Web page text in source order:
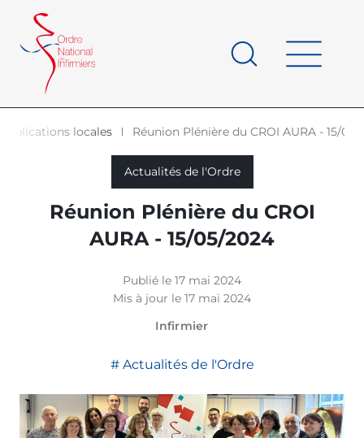
contenu
principal
d'Ariane
Publications locales Réunion Plénière du CROI AURA - 15/05/
Actualités de l'Ordre
Réunion Plénière du CROI
AURA - 15/05/2024
Publié le 17 mai 2024
Mis à jour le 17 mai 2024
Infirmier
Actualités de l'Ordre
page
Panneau de gestion des cookies